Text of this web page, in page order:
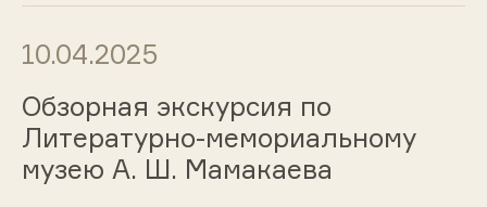
10.04.2025
Обзорная экскурсия по
Литературно-мемориальному
музею А. Ш. Мамакаева